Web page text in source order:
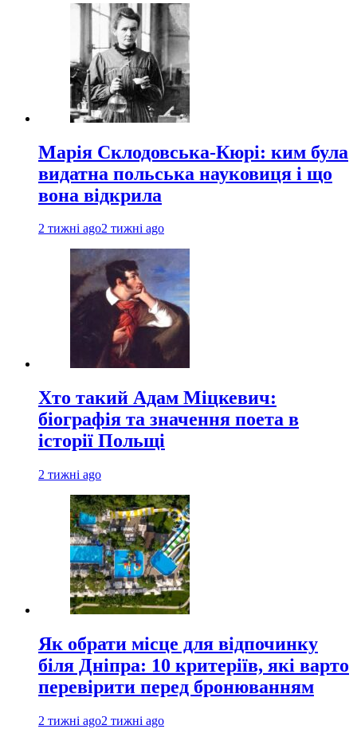
Марія Склодовська-Кюрі: ким була
видатна польська науковиця і що
вона відкрила
2 тижні ago2 тижні ago
Хто такий Адам Міцкевич:
біографія та значення поета в
історії Польщі
2 тижні ago
Як обрати місце для відпочинку
біля Дніпра: 10 критеріїв, які варто
перевірити перед бронюванням
2 тижні ago2 тижні ago